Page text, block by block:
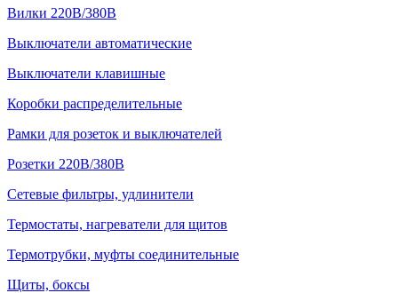
Вилки 220В/380В
Выключатели автоматические
Выключатели клавишные
Коробки распределительные
Рамки для розеток и выключателей
Розетки 220В/380В
Сетевые фильтры, удлинители
Термостаты, нагреватели для щитов
Термотрубки, муфты соединительные
Щиты, боксы